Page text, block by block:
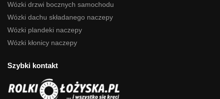
Wózki drzwi bocznych samochodu
Wózki dachu składanego naczepy
Wózki plandeki naczepy
Wózki kłonicy naczepy
Szybki kontakt